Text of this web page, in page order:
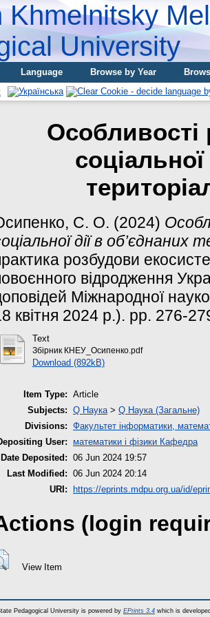
Khmelnitsky
University
Language Browse by Year
Особливості
С. О. (2024)
дії в
розбудови
відродження
Міжнародної
квітня 2024 р.). pp. 276-
Text
Збірник КНЕУ_Осипенко.pdf
Download (892kB)
Item Type: Article
Subjects: Q Наука > Q Наука (Загальне)
Divisions: Факультет інформатики,
User:
математики і фізики Кафедра
Date Deposited: 06 Jun 2024 19:57
Last Modified: 06 Jun 2024 20:14
URI:
https://eprints.mdpu.org.ua/id/
(login
View Item
Pedagogical University is powered by EPrints 3.4 which is